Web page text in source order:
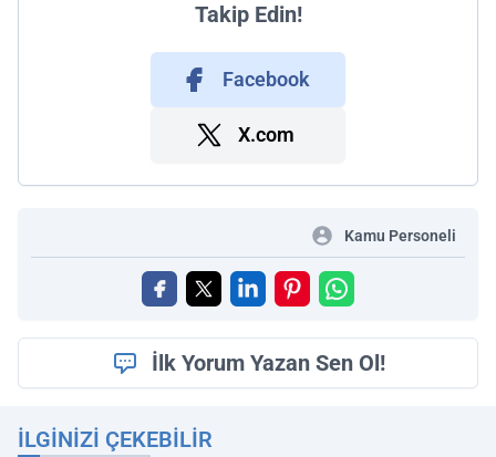
Takip Edin!
Facebook
X.com
Kamu Personeli
İlk Yorum Yazan Sen Ol!
İLGINIZI ÇEKEBILIR